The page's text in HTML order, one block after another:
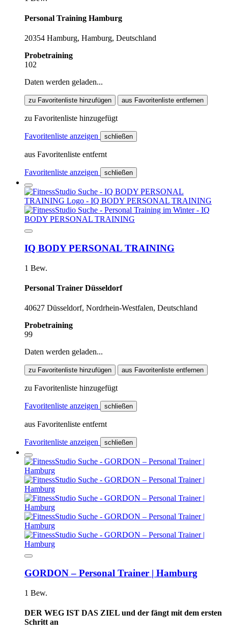
Personal Training Hamburg
20354 Hamburg, Hamburg, Deutschland
Probetraining
102
Daten werden geladen...
zu Favoritenliste hinzufügen aus Favoritenliste entfernen
zu Favoritenliste hinzugefügt
Favoritenliste anzeigen schließen
aus Favoritenliste entfernt
Favoritenliste anzeigen schließen
IQ BODY PERSONAL TRAINING
1 Bew.
Personal Trainer Düsseldorf
40627 Düsseldorf, Nordrhein-Westfalen, Deutschland
Probetraining
99
Daten werden geladen...
zu Favoritenliste hinzufügen aus Favoritenliste entfernen
zu Favoritenliste hinzugefügt
Favoritenliste anzeigen schließen
aus Favoritenliste entfernt
Favoritenliste anzeigen schließen
GORDON – Personal Trainer | Hamburg
1 Bew.
DER WEG IST DAS ZIEL und der fängt mit dem ersten
Schritt an